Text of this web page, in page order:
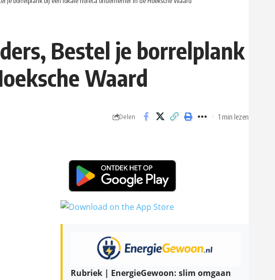
Bestel je borrelplank
Waard
Delen 1 min lezen
Rubriek | EnergieGewoon: slim omgaan